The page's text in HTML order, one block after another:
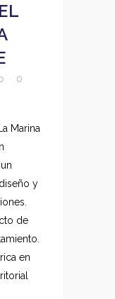
0
Marina
y
de
en